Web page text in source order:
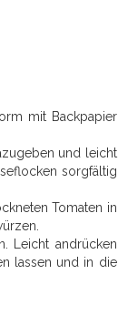
mit Backpapier
und leicht
sorgfältig
Tomaten in
Leicht andrücken
lassen und in die